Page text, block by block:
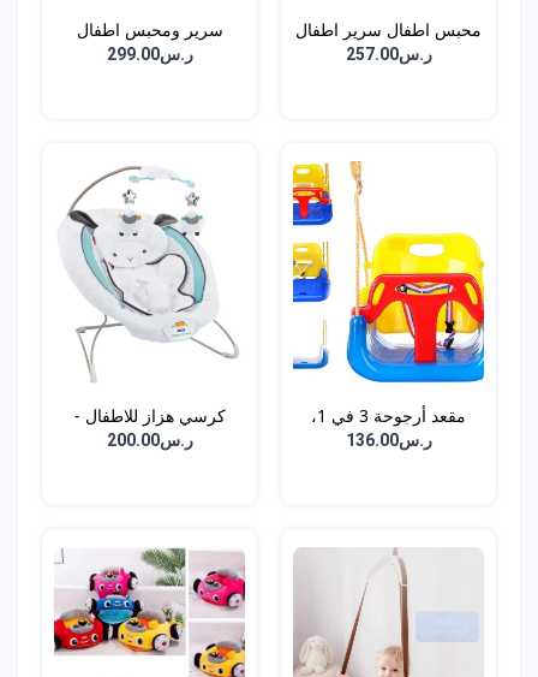
محبس اطفال سرير اطفال
د...ر.س257.00
سرير ومحبس اطفال
دورين...ر.س299.00
مقعد أرجوحة 3 في 1،
أرج...ر.س136.00
كرسي هزاز للاطفال -
أبي...ر.س200.00